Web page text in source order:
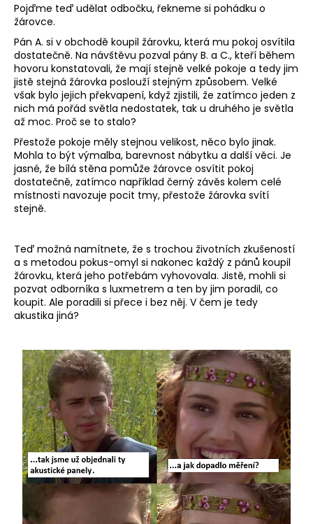
Pojďme teď udělat odbočku, řekneme si pohádku o
žárovce.
Pán A. si v obchodě koupil žárovku, která mu pokoj osvítila
dostatečně. Na návštěvu pozval pány B. a C., kteří během
hovoru konstatovali, že mají stejně velké pokoje a tedy jim
jistě stejná žárovka poslouží stejným způsobem. Velké
však bylo jejich překvapení, když zjistili, že zatímco jeden z
nich má pořád světla nedostatek, tak u druhého je světla
až moc. Proč se to stalo?
Přestože pokoje měly stejnou velikost, něco bylo jinak.
Mohla to být výmalba, barevnost nábytku a další věci. Je
jasné, že bílá stěna pomůže žárovce osvítit pokoj
dostatečně, zatímco například černý závěs kolem celé
místnosti navozuje pocit tmy, přestože žárovka svítí
stejně.
Teď možná namítnete, že s trochou životních zkušeností
a s metodou pokus-omyl si nakonec každý z pánů koupil
žárovku, která jeho potřebám vyhovovala. Jistě, mohli si
pozvat odborníka s luxmetrem a ten by jim poradil, co
koupit. Ale poradili si přece i bez něj. V čem je tedy
akustika jiná?
D
o
p
o
r
u
č
u
j
e
m
e